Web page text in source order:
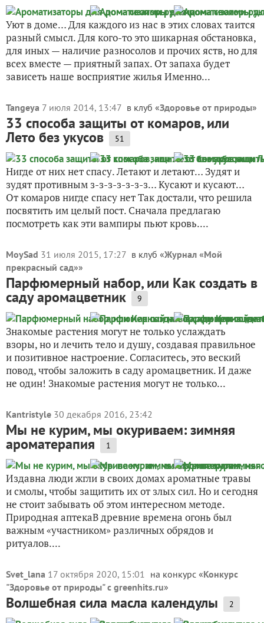
Уют в доме… Для каждого из нас в этих словах таится
разный смысл. Для кого-то это шикарная обстановка,
для иных — наличие разносолов и прочих яств, но для
всех вместе — приятный запах. От запаха будет
зависеть наше восприятие жилья Именно...
Tangeya 7 июля 2014, 13:47 в клуб «Здоровье от природы»
33 способа защиты от комаров, или
Лето без укусов 51
Нигде от них нет спасу. Летают и летают… Зудят и
зудят противным з-з-з-з-з-з-з… Кусают и кусают…
От комаров нигде спасу нет Так достали, что решила
посвятить им целый пост. Сначала предлагаю
посмотреть как эти вампиры пьют кровь....
MoySad 31 июля 2015, 17:27 в клуб «Журнал «Мой
прекрасный сад»»
Парфюмерный набор, или Как создать в
саду аромацветник 9
Знакомые растения могут не только услаждать
взоры, но и лечить тело и душу, создавая правильное
и позитивное настроение. Согласитесь, это веский
повод, чтобы заложить в саду аромацветник. И даже
не один! Знакомые растения могут не только...
Kantristyle 30 декабря 2016, 23:42
Мы не курим, мы окуриваем: зимняя
ароматерапия 1
Издавна люди жгли в своих домах ароматные травы
и смолы, чтобы защитить их от злых сил. Но и сегодня
не стоит забывать об этом интересном методе.
Природная аптекаВ древние времена огонь был
важным «участником» различных обрядов и
ритуалов....
Svet_lana 17 октября 2020, 15:01 на конкурс «Конкурс
"Здоровье от природы" с greenhits.ru»
Волшебная сила масла календулы 2